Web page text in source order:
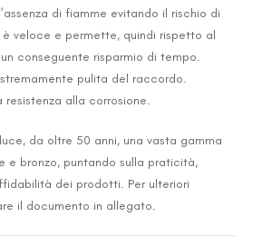
di fiamme evitando il rischio di
veloce e permette, quindi rispetto al
conseguente risparmio di tempo.
pulita del raccordo.
resistenza alla corrosione.
da oltre 50 anni, una vasta gamma
e bronzo, puntando sulla praticità,
dei prodotti. Per ulteriori
il documento in allegato.